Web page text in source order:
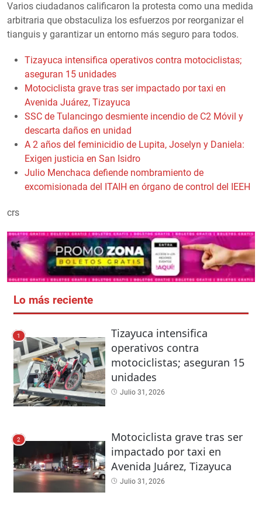
Varios ciudadanos calificaron la protesta como una medida
arbitraria que obstaculiza los esfuerzos por reorganizar el
tianguis y garantizar un entorno más seguro para todos.
Tizayuca intensifica operativos contra motociclistas;
aseguran 15 unidades
Motociclista grave tras ser impactado por taxi en
Avenida Juárez, Tizayuca
SSC de Tulancingo desmiente incendio de C2 Móvil y
descarta daños en unidad
A 2 años del feminicidio de Lupita, Joselyn y Daniela:
Exigen justicia en San Isidro
Julio Menchaca defiende nombramiento de
excomisionada del ITAIH en órgano de control del IEEH
crs
Lo más reciente
1
Tizayuca intensifica
operativos contra
motociclistas; aseguran 15
unidades
Julio 31, 2026
2
Motociclista grave tras ser
impactado por taxi en
Avenida Juárez, Tizayuca
Julio 31, 2026